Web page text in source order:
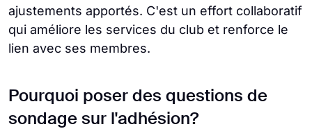
ajustements apportés. C'est un effort collaboratif
qui améliore les services du club et renforce le
lien avec ses membres.
Pourquoi poser des questions de
sondage sur l'adhésion?